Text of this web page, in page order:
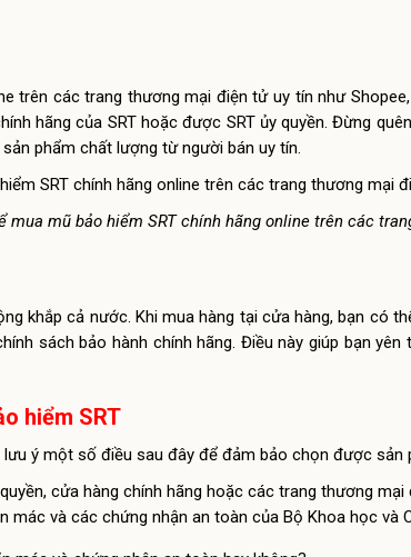
trên các trang thương mại điện tử uy tín như
hãng của SRT hoặc được SRT ủy quyền. Đừng
phẩm chất lượng từ người bán uy tín.
mua mũ bảo hiểm SRT chính hãng online trên các
khắp cả nước. Khi mua hàng tại cửa hàng, bạn có
sách bảo hành chính hãng. Điều này giúp bạn
hiểm SRT
lưu ý một số điều sau đây để đảm bảo chọn được sản
cửa hàng chính hãng hoặc các trang thương mại
và các chứng nhận an toàn của Bộ Khoa học và